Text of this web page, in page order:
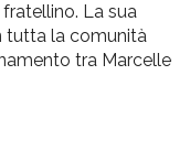
La sua
tutta la comunità
tra Marcelle